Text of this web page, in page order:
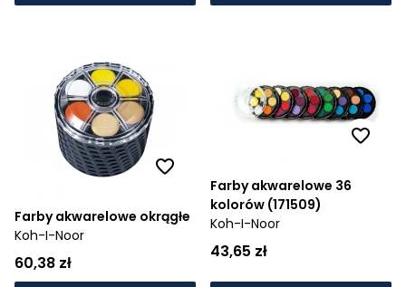
Farby akwarelowe okrągłe
Koh-I-Noor
60,38 zł
Farby akwarelowe 36
kolorów (171509)
Koh-I-Noor
43,65 zł